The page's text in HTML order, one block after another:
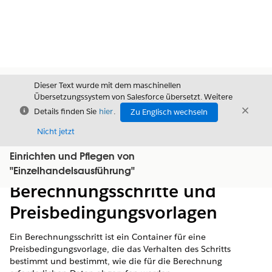
Schließen
Dieser Text wurde mit dem maschinellen
Übersetzungssystem von Salesforce übersetzt. Weitere
Details finden Sie hier.
Zu Englisch wechseln
Nicht jetzt
Einrichten und Pflegen von
"Einzelhandelsausführung"
Inhalt anzeigen
Inhalt
Berechnungsschritte und
Preisbedingungsvorlagen
Ein Berechnungsschritt ist ein Container für eine
Preisbedingungsvorlage, die das Verhalten des Schritts
bestimmt und bestimmt, wie die für die Berechnung